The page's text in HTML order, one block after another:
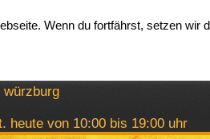
heute von 10:00 bis 19:00 uhr
Wenn du fortfährst, setzen